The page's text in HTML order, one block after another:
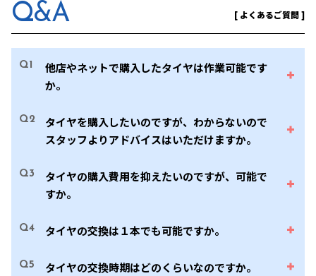
Q&A [ よくあるご質問 ]
Q1
他店やネットで購入したタイヤは作業可能です
か。
Q2
タイヤを購入したいのですが、わからないので
スタッフよりアドバイスはいただけますか。
Q3
タイヤの購入費用を抑えたいのですが、可能で
すか。
Q4 タイヤの交換は１本でも可能ですか。
Q5 タイヤの交換時期はどのくらいなのですか。